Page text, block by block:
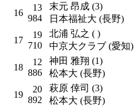
16
13
984
末元 昂成 (3)
日本福祉大 (長野)
17
19
710
北浦 弘之 ( )
中京大クラブ (愛知)
18
12
886
神田 雅翔 (1)
松本大 (長野)
19
20
892
萩原 倖司 (3)
松本大 (長野)